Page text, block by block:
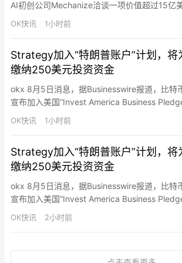
AI初创公司Mechanize洽谈一项价值超过15亿
士称，谷歌拟吸纳Mechanize部分人才，并获
可；相关人员可能加入谷歌，从事AI模型评估
能力，今年早些…
OK快讯 1小时前
Strategy加入“特朗普账户”计划，将
缴纳250美元投资资金
okx 8月5日消息，据Businesswire报道，比特
宣布加入美国“Invest America Business
将通过“特朗普账户（Trump Accounts）”为符
女提供长期投资支持。Strategy表示，公司将
OK快讯 1小时前
Strategy加入“特朗普账户”计划，将
缴纳250美元投资资金
okx 8月5日消息，据Businesswire报道，比特
宣布加入美国“Invest America Business
将通过“特朗普账户（Trump Accounts）”为符
女提供长期投资支持。Strategy表示，公司将
OK快讯 2小时前